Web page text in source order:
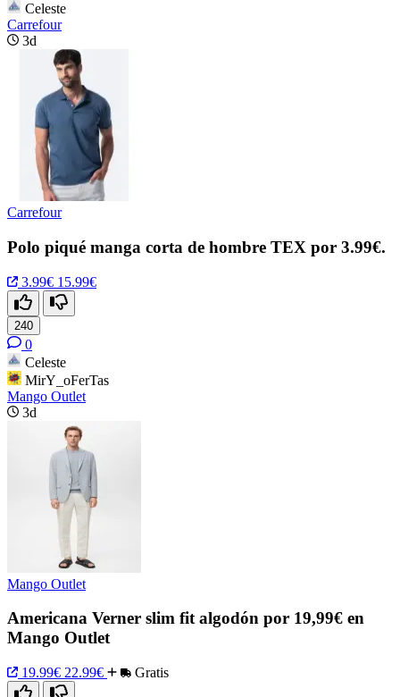
Celeste
Carrefour
3d
Carrefour
Polo piqué manga corta de hombre TEX por 3.99€.
3.99€ 15.99€
240
0
Celeste
MirY_oFerTas
Mango Outlet
3d
Mango Outlet
Americana Verner slim fit algodón por 19,99€ en
Mango Outlet
19.99€ 22.99€ Gratis